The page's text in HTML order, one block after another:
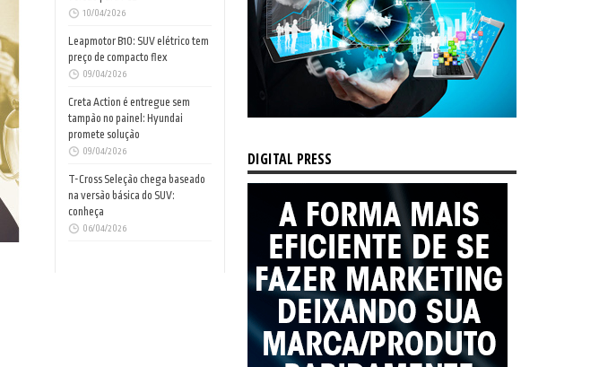
10/04/2026
Leapmotor B10: SUV elétrico tem
preço de compacto flex
09/04/2026
Creta Action é entregue sem
tampão no painel: Hyundai
promete solução
09/04/2026
T-Cross Seleção chega baseado
na versão básica do SUV:
conheça
06/04/2026
DIGITAL PRESS